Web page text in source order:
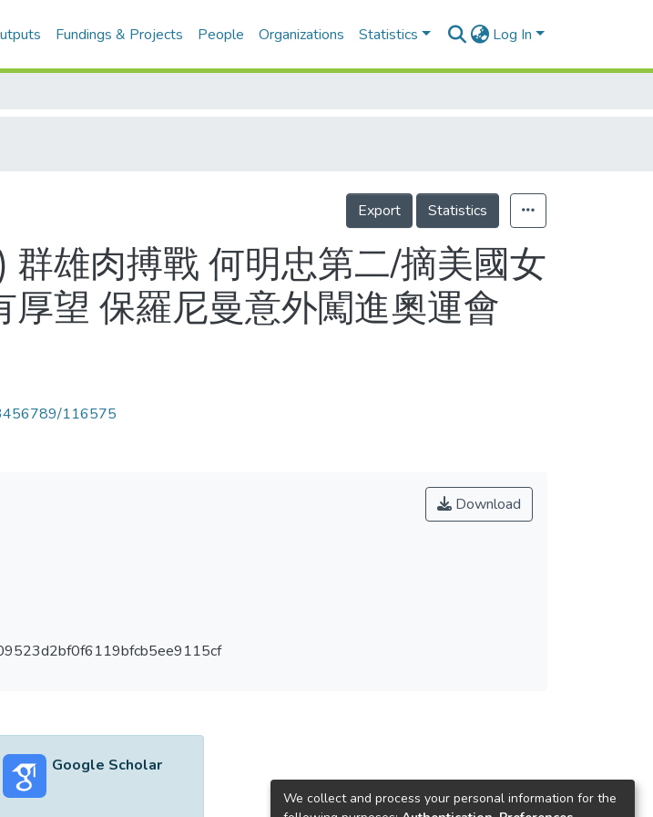
Fundings & Projects People Organizations Statistics Log In
Export Statistics
雄肉搏戰 何明忠第二/摘美國女
望 保羅尼曼意外闖進奧運會
116575
Download
Google Scholar
We collect and process your personal information for the